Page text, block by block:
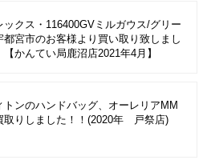
ックス・116400GVミルガウス/グリー
都宮市のお客様より買い取り致しまし
【かんてい局鹿沼店2021年4月】
トンのハンドバッグ、オーレリアMM
取りしました！！(2020年 戸祭店)